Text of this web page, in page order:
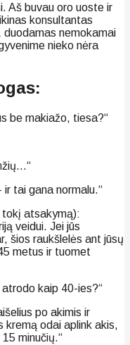
Aš buvau oro uoste ir
konsultantas
nemokamai
nieko nėra
be makiažo, tiesa?“
tai gana normalu.“
tokį atsakymą):
veidui. Jei jūs
šios raukšlelės ant jūsų
metus ir tuomet
kaip 40-ies?“
po akimis ir
kremą odai aplink akis,
minučių.“